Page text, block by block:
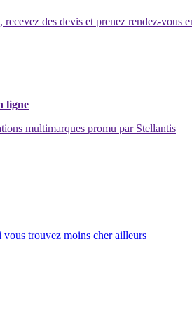
recevez des devis et prenez rendez-vous
ligne
multimarques promu par Stellantis
trouvez moins cher ailleurs